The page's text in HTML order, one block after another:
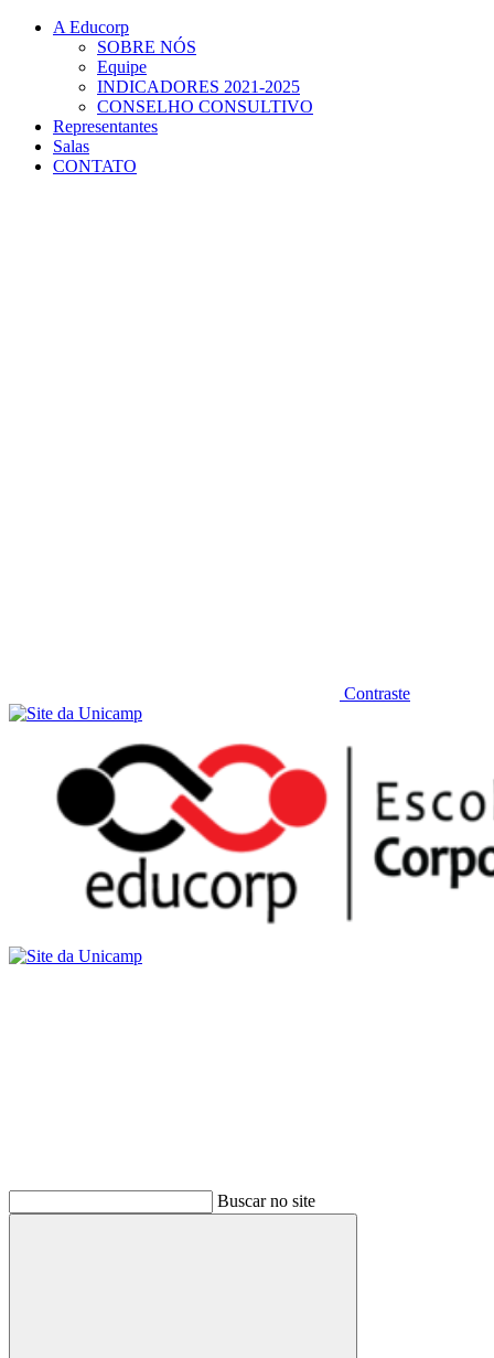
Conteúdo principal
A Educorp
SOBRE NÓS
Equipe
INDICADORES 2021-2025
CONSELHO CONSULTIVO
Representantes
Salas
CONTATO
Contraste
Buscar no site